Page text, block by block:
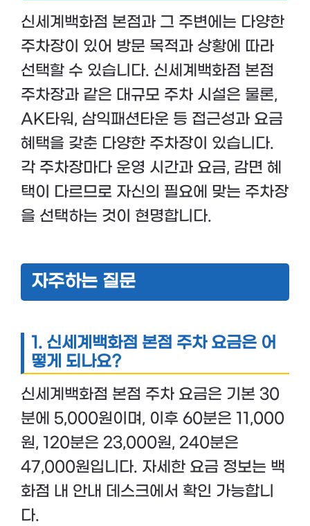
신세계백화점 본점과 그 주변에는 다양한
주차장이 있어 방문 목적과 상황에 따라
선택할 수 있습니다. 신세계백화점 본점
주차장과 같은 대규모 주차 시설은 물론,
AK타워, 삼익패션타운 등 접근성과 요금
혜택을 갖춘 다양한 주차장이 있습니다.
각 주차장마다 운영 시간과 요금, 감면 혜
택이 다르므로 자신의 필요에 맞는 주차장
을 선택하는 것이 현명합니다.
자주하는 질문
1. 신세계백화점 본점 주차 요금은 어
떻게 되나요?
신세계백화점 본점 주차 요금은 기본 30
분에 5,000원이며, 이후 60분은 11,000
원, 120분은 23,000원, 240분은
47,000원입니다. 자세한 요금 정보는 백
화점 내 안내 데스크에서 확인 가능합니
다.